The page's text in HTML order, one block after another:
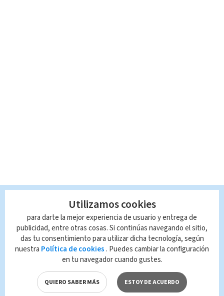
Utilizamos cookies
para darte la mejor experiencia de usuario y entrega de
publicidad, entre otras cosas. Si continúas navegando el sitio,
das tu consentimiento para utilizar dicha tecnología, según
nuestra Política de cookies . Puedes cambiar la configuración
en tu navegador cuando gustes.
QUIERO SABER MÁS ESTOY DE ACUERDO